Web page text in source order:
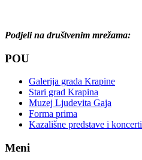
Podjeli na društvenim mrežama:
POU
Galerija grada Krapine
Stari grad Krapina
Muzej Ljudevita Gaja
Forma prima
Kazališne predstave i koncerti
Meni